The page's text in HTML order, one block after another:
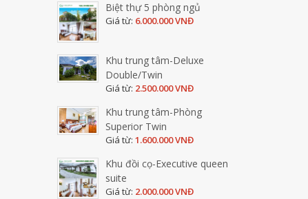
Biệt thự 5 phòng ngủ
Giá từ: 6.000.000 VNĐ
Khu trung tâm-Deluxe
Double/Twin
Giá từ: 2.500.000 VNĐ
Khu trung tâm-Phòng
Superior Twin
Giá từ: 1.600.000 VNĐ
Khu đồi cọ-Executive queen
suite
Giá từ: 2.000.000 VNĐ